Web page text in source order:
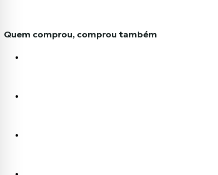
Quem comprou, comprou também